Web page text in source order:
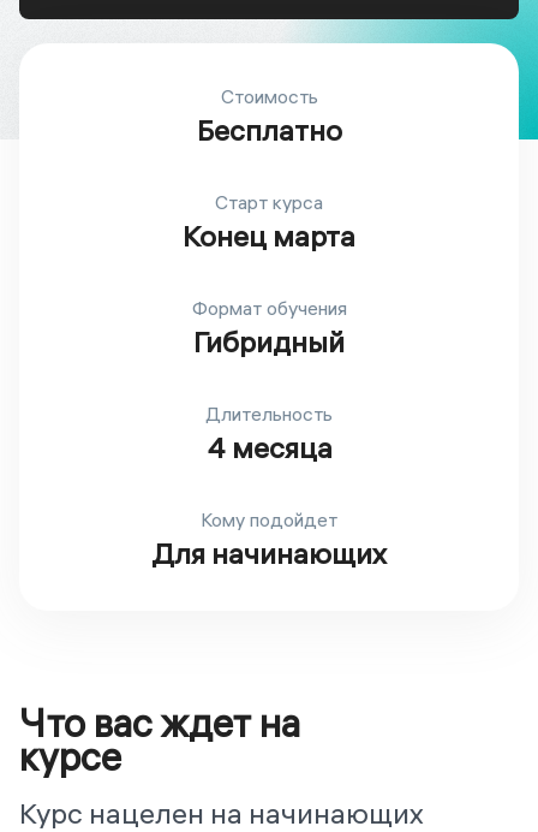
Стоимость
Бесплатно
Старт курса
Конец марта
Формат обучения
Гибридный
Длительность
4 месяца
Кому подойдет
Для начинающих
Что вас ждет на
курсе
Курс нацелен на начинающих